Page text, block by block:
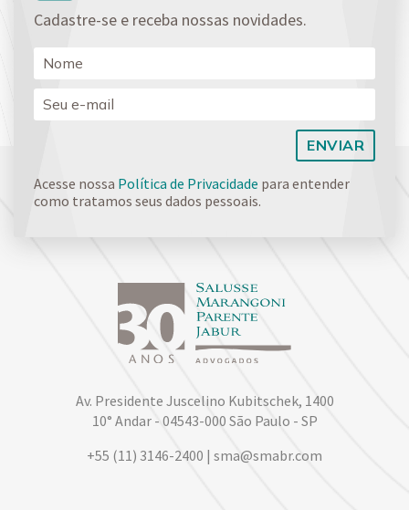
Cadastre-se e receba nossas novidades.
Acesse nossa Política de Privacidade para entender
como tratamos seus dados pessoais.
Av. Presidente Juscelino Kubitschek, 1400
10° Andar - 04543-000 São Paulo - SP
+55 (11) 3146-2400 | sma@smabr.com